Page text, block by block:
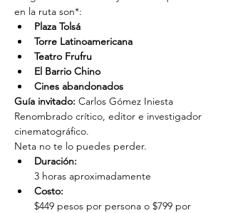
en la ruta son*:
Plaza Tolsá
Torre Latinoamericana
Teatro Frufru
El Barrio Chino
Cines abandonados
Guía invitado: Carlos Gómez Iniesta
Renombrado crítico, editor e investigador
cinematográfico.
Neta no te lo puedes perder.
Duración:
3 horas aproximadamente
Costo:
$449 pesos por persona o $799 por